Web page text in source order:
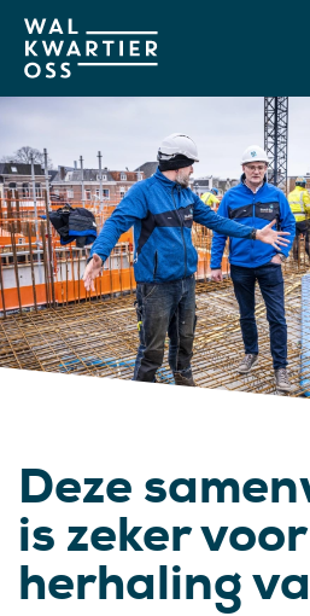
Deze
is zeker voor
herhaling